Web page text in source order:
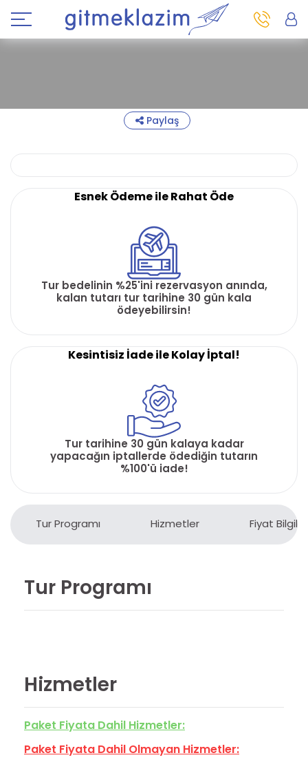
Paylaş
Esnek Ödeme ile Rahat Öde
Tur bedelinin %25'ini rezervasyon anında,
kalan tutarı tur tarihine 30 gün kala
ödeyebilirsin!
Kesintisiz İade ile Kolay İptal!
Tur tarihine 30 gün kalaya kadar
yapacağın iptallerde ödediğin tutarın
%100'ü iade!
Tur Programı Hizmetler Fiyat
Tur Programı
Hizmetler
Paket Fiyata Dahil Hizmetler:
Paket Fiyata Dahil Olmayan Hizmetler: